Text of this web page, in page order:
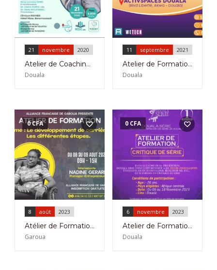
21 novembre 2020
Atelier de Coaching Respiratoire à l’Hôtel Mboa Bonamoussadi le 21 Novembre 2020
Douala
11 septembre 2021
Atelier de Formation à la Contribution dans Wikipédia et Wikidata à Douala le 11 Septembre 2021
Douala
8 août 2023
Atélier de Formation avec Nadine Gerard à L’Alliance Française de Garoua du 8 au 9 Août 2023
0CFA
Garoua
6 novembre 2023
Atelier de Formation en Critique de Série du 6 au 18 Novembre 2023
0 CFA
Douala